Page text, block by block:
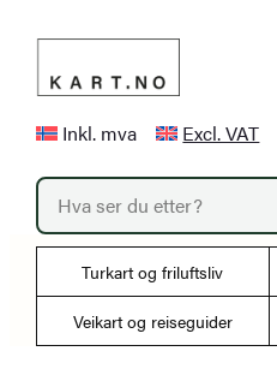
innhold
Inkl. mva Excl. VAT
P
o
d
t
Turkart og friluftsliv
Veikart og reiseguider